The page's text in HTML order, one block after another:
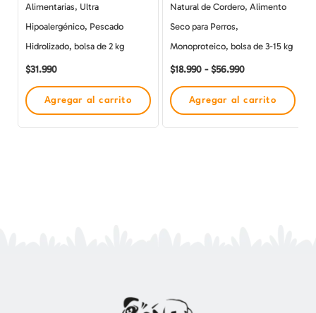
Alimentarias, Ultra
Hipoalergénico, Pescado
Hidrolizado, bolsa de 2 kg
$31.990
Agregar al carrito
Natural de Cordero, Alimento
Seco para Perros,
Monoproteico, bolsa de 3-15 kg
$18.990 - $56.990
Agregar al carrito
de
producto